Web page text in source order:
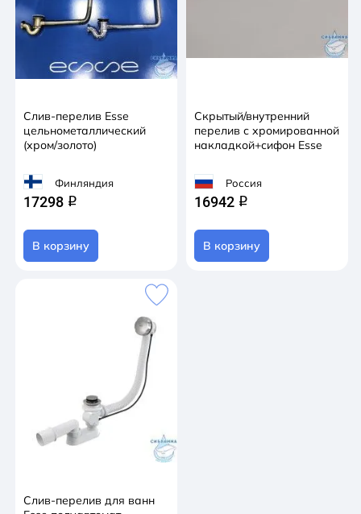
Слив-перелив Esse
цельнометаллический
(хром/золото)
Финляндия
17298 q
В корзину
Скрытый/внутренний
перелив с хромированной
накладкой+сифон Esse
Россия
16942 q
В корзину
Слив-перелив для ванн